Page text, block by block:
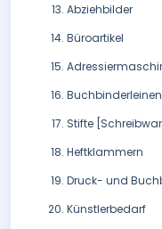
Abziehbilder
Büroartikel
Buchbinderleinen
Stifte
Heftklammern
Druck- und
Künstlerbedarf